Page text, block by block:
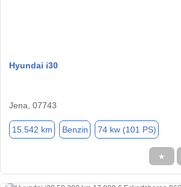
Hyundai i30
Jena, 07743
15.542 km Benzin 74 kw (101 PS)
★